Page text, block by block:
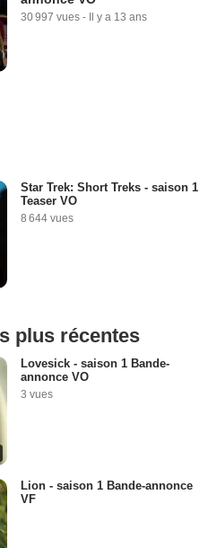
30 997 vues - Il y a 13 ans
Star Trek: Short Treks - saison 1
Teaser VO
8 644 vues
plus récentes
Lovesick - saison 1 Bande-
annonce VO
3 vues
Lion - saison 1 Bande-annonce
VF